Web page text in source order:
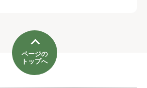
ページの
トップへ